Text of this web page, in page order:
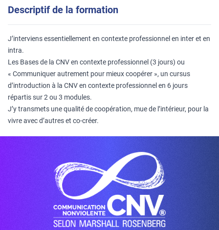
Descriptif de la formation
J’interviens essentiellement en contexte professionnel en inter et en
intra.
Les Bases de la CNV en contexte professionnel (3 jours) ou
« Communiquer autrement pour mieux coopérer », un cursus
d’introduction à la CNV en contexte professionnel en 6 jours
répartis sur 2 ou 3 modules.
J’y transmets une qualité de coopération, mue de l’intérieur, pour la
vivre avec d’autres et co-créer.